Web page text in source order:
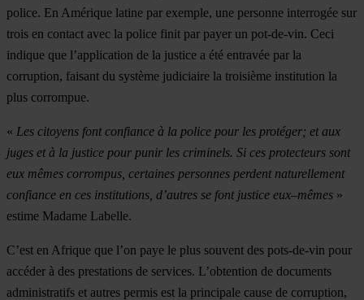
police. En Amérique latine par exemple, une personne interrogée sur
trois en contact avec la police finit par payer un pot-de-vin. Ceci
indique que l’application de la justice a été entravée par la
corruption, faisant du système judiciaire la troisième institution la
plus corrompue.
« Les citoyens font confiance à la police pour les protéger; et aux
juges et à la justice pour punir les criminels. Si ces protecteurs sont
eux mêmes corrompus, certaines personnes perdent naturellement
confiance en ces institutions, d’autres se font justice eux–mêmes »
estime Madame Labelle.
C’est en Afrique que l’on paye le plus souvent des pots-de-vin pour
accéder à des prestations de services. L’obtention de documents
administratifs et autres permis est la principale cause de corruption,